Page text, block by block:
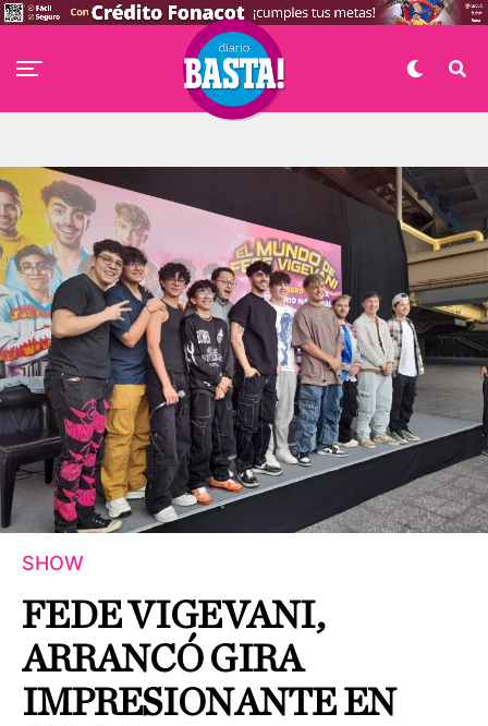
SHOW
FEDE VIGEVANI,
ARRANCÓ GIRA
IMPRESIONANTE EN